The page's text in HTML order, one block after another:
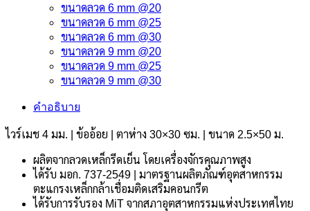
ขนาดลวด 6 mm @20
ขนาดลวด 6 mm @25
ขนาดลวด 6 mm @30
ขนาดลวด 9 mm @20
ขนาดลวด 9 mm @25
ขนาดลวด 9 mm @30
คำอธิบาย
ไวร์เมช 4 มม. | ข้ออ้อย | ตาห่าง 30×30 ซม. | ขนาด 2.5×50 ม.
ผลิตจากลวดเหล็กรีดเย็น โดยเครื่องจักรคุณภาพสูง
ได้รับ มอก. 737-2549 | มาตรฐานผลิตภัณฑ์อุตสาหกรรม
ตะแกรงเหล็กกล้าเชื่อมติดเสริมคอนกรีต
ได้รับการรับรอง MiT จากสภาอุตสาหกรรมแห่งประเทศไทย